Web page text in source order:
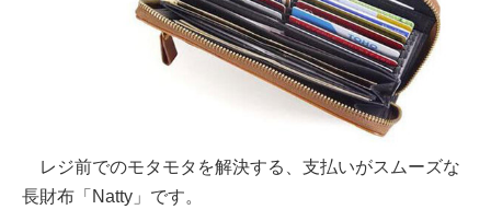
レジ前でのモタモタを解決する、支払いがスムーズな
長財布「Natty」です。